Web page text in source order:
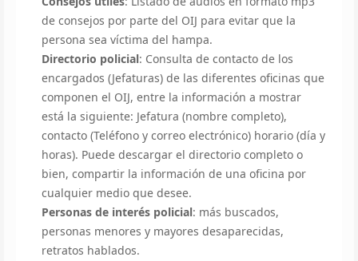
de consejos por parte del OIJ para evitar que la
persona sea víctima del hampa.
Directorio policial: Consulta de contacto de los
encargados (Jefaturas) de las diferentes oficinas que
componen el OIJ, entre la información a mostrar
está la siguiente: Jefatura (nombre completo),
contacto (Teléfono y correo electrónico) horario (día y
horas). Puede descargar el directorio completo o
bien, compartir la información de una oficina por
cualquier medio que desee.
Personas de interés policial: más buscados,
personas menores y mayores desaparecidas,
retratos hablados.